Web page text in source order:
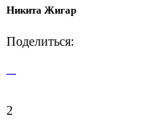
Никита Жигар
Поделиться:
2